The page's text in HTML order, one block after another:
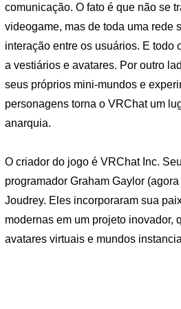
comunicação. O fato é que não se
videogame, mas de toda uma rede
interação entre os usuários. E todo
a vestiários e avatares. Por outro
seus próprios mini-mundos e
personagens torna o VRChat um
anarquia.
O criador do jogo é VRChat Inc.
programador Graham Gaylor
Joudrey. Eles incorporaram sua
modernas em um projeto inovador,
avatares virtuais e mundos